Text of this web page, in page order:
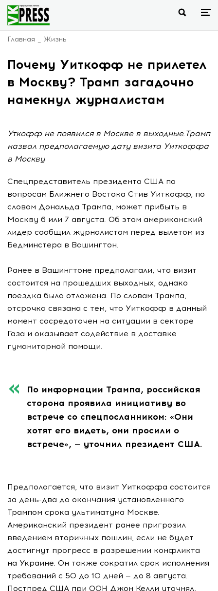
Главная Жизнь
Почему Уиткофф не прилетел
в Москву? Трамп загадочно
намекнул журналистам
Уткофф не появился в Москве в выходные.Трамп
назвал предполагаемую дату визита Уиткоффа
в Москву
Спецпредставитель президента США по
вопросам Ближнего Востока Стив Уиткофф, по
словам Дональда Трампа, может прибыть в
Москву 6 или 7 августа. Об этом американский
лидер сообщил журналистам перед вылетом из
Бедминстера в Вашингтон.
Ранее в Вашингтоне предполагали, что визит
состоится на прошедших выходных, однако
поездка была отложена. По словам Трампа,
отсрочка связана с тем, что Уиткофф в данный
момент сосредоточен на ситуации в секторе
Газа и оказывает содействие в доставке
гуманитарной помощи.
По информации Трампа, российская
сторона проявила инициативу во
встрече со спецпосланником: «Они
хотят его видеть, они просили о
встрече», — уточнил президент США.
Предполагается, что визит Уиткоффа состоится
за день-два до окончания установленного
Трампом срока ультиматума Москве.
Американский президент ранее пригрозил
введением вторичных пошлин, если не будет
достигнут прогресс в разрешении конфликта
на Украине. Он также сократил срок исполнения
требований с 50 до 10 дней — до 8 августа.
Постпред США при ООН Джон Келли уточнял,